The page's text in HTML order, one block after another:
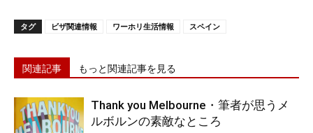
タグ ビザ関連情報 ワーホリ生活情報 スペイン
関連記事 もっと関連記事を見る
Thank you Melbourne・筆者が思うメ
ルボルンの素敵なところ